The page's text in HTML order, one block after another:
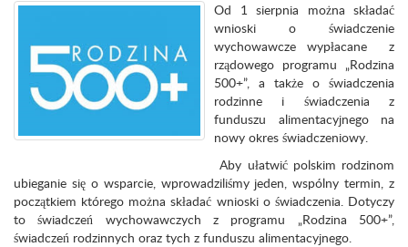
Od 1 sierpnia można składać
wnioski o świadczenie
wychowawcze wypłacane z
rządowego programu „Rodzina
500+”, a także o świadczenia
rodzinne i świadczenia z
funduszu alimentacyjnego na
nowy okres świadczeniowy.
Aby ułatwić polskim rodzinom
ubieganie się o wsparcie, wprowadziliśmy jeden, wspólny termin, z
początkiem którego można składać wnioski o świadczenia. Dotyczy
to świadczeń wychowawczych z programu „Rodzina 500+”,
świadczeń rodzinnych oraz tych z funduszu alimentacyjnego.